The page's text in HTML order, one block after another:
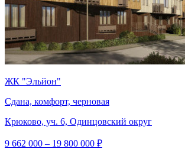
ЖК "Эльйон"
Сдана, комфорт, черновая
Крюково, уч. 6, Одинцовский округ
9 662 000 – 19 800 000 ₽